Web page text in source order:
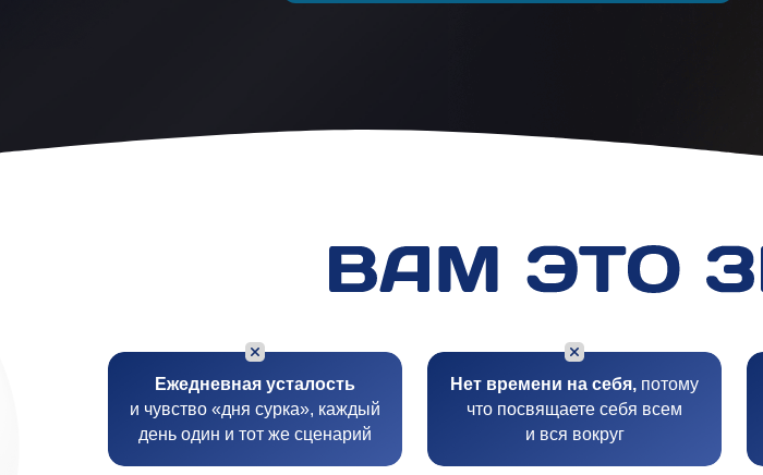
Ежедневная усталость
и чувство «дня сурка», каждый
день один и тот же сценарий
Нет времени на себя, потому
что посвящаете себя всем
и вся вокруг